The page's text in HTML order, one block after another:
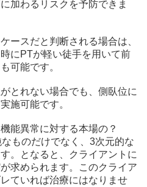
加わるリスクを予防できま
ースだと判断される場合は、
にPTが軽い徒手を用いて前
可能です。
とれない場合でも、側臥位に
施可能です。
能異常に対する本場の？
ものだけでなく、3次元的な
。となると、クライアントに
求められます。このクライア
ていれば治療にはなりませ